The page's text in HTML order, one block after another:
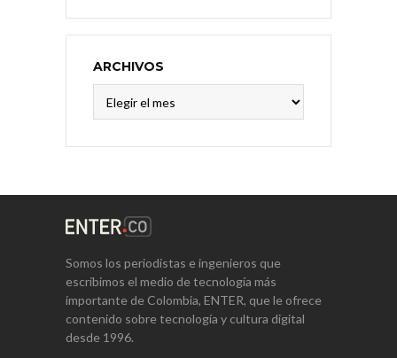
ARCHIVOS
Somos los periodistas e ingenieros que
escribimos el medio de tecnología más
importante de Colombia, ENTER, que le ofrece
contenido sobre tecnología y cultura digital
desde 1996.